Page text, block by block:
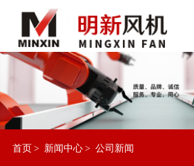
首页 > 新闻中心 > 公司新闻